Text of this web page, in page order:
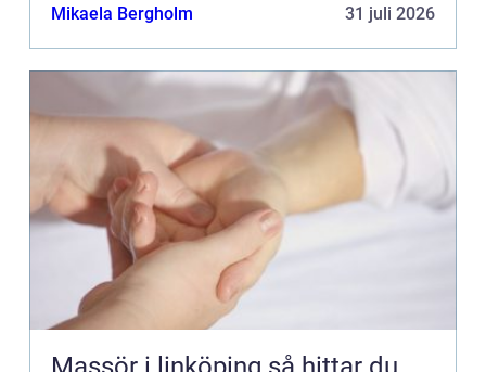
Mikaela Bergholm 31 juli 2026